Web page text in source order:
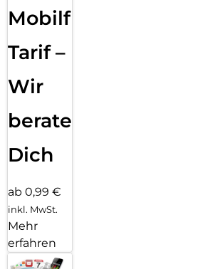
Mobilfunk
Tarif –
Wir
beraten
Dich
ab 0,99 €
inkl. MwSt.
Mehr
erfahren